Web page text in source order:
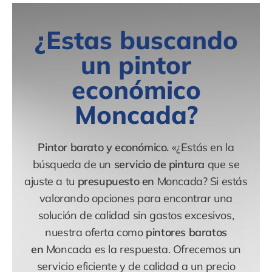
¿Estas buscando
un pintor
económico
Moncada?
Pintor barato y económico. «¿Estás en la
búsqueda de un servicio de pintura que se
ajuste a tu presupuesto en Moncada? Si estás
valorando opciones para encontrar una
solución de calidad sin gastos excesivos,
nuestra oferta como pintores baratos
en Moncada es la respuesta. Ofrecemos un
servicio eficiente y de calidad a un precio